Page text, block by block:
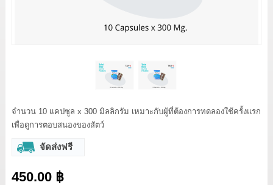
จำนวน 10 แคปซูล x 300 มิลลิกรัม เหมาะกับผู้ที่ต้องการทดลองใช้ครั้งแรก
เพื่อดูการตอบสนองของสัตว์
จัดส่งฟรี
450.00 ฿